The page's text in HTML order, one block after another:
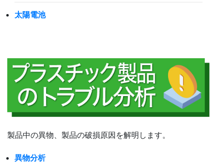
太陽電池
製品中の異物、製品の破損原因を解明します。
異物分析